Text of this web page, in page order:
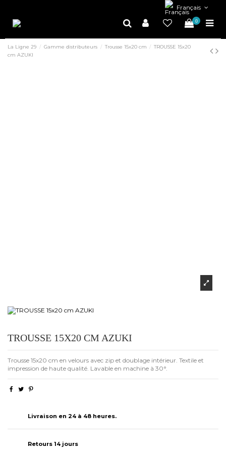
Français
0
La Ligne 29 Gamme distributeurs Trousse 15x20 cm
TROUSSE 15x20
cm AZUKI
TROUSSE 15X20 CM AZUKI
Trousse 15x20 cm en velours avec zip et doublage intérieur. Textile et
impression de haute qualité. Lavable en machine à 30°.
Livraison en 24 à 48 heures.
Retours 14 jours